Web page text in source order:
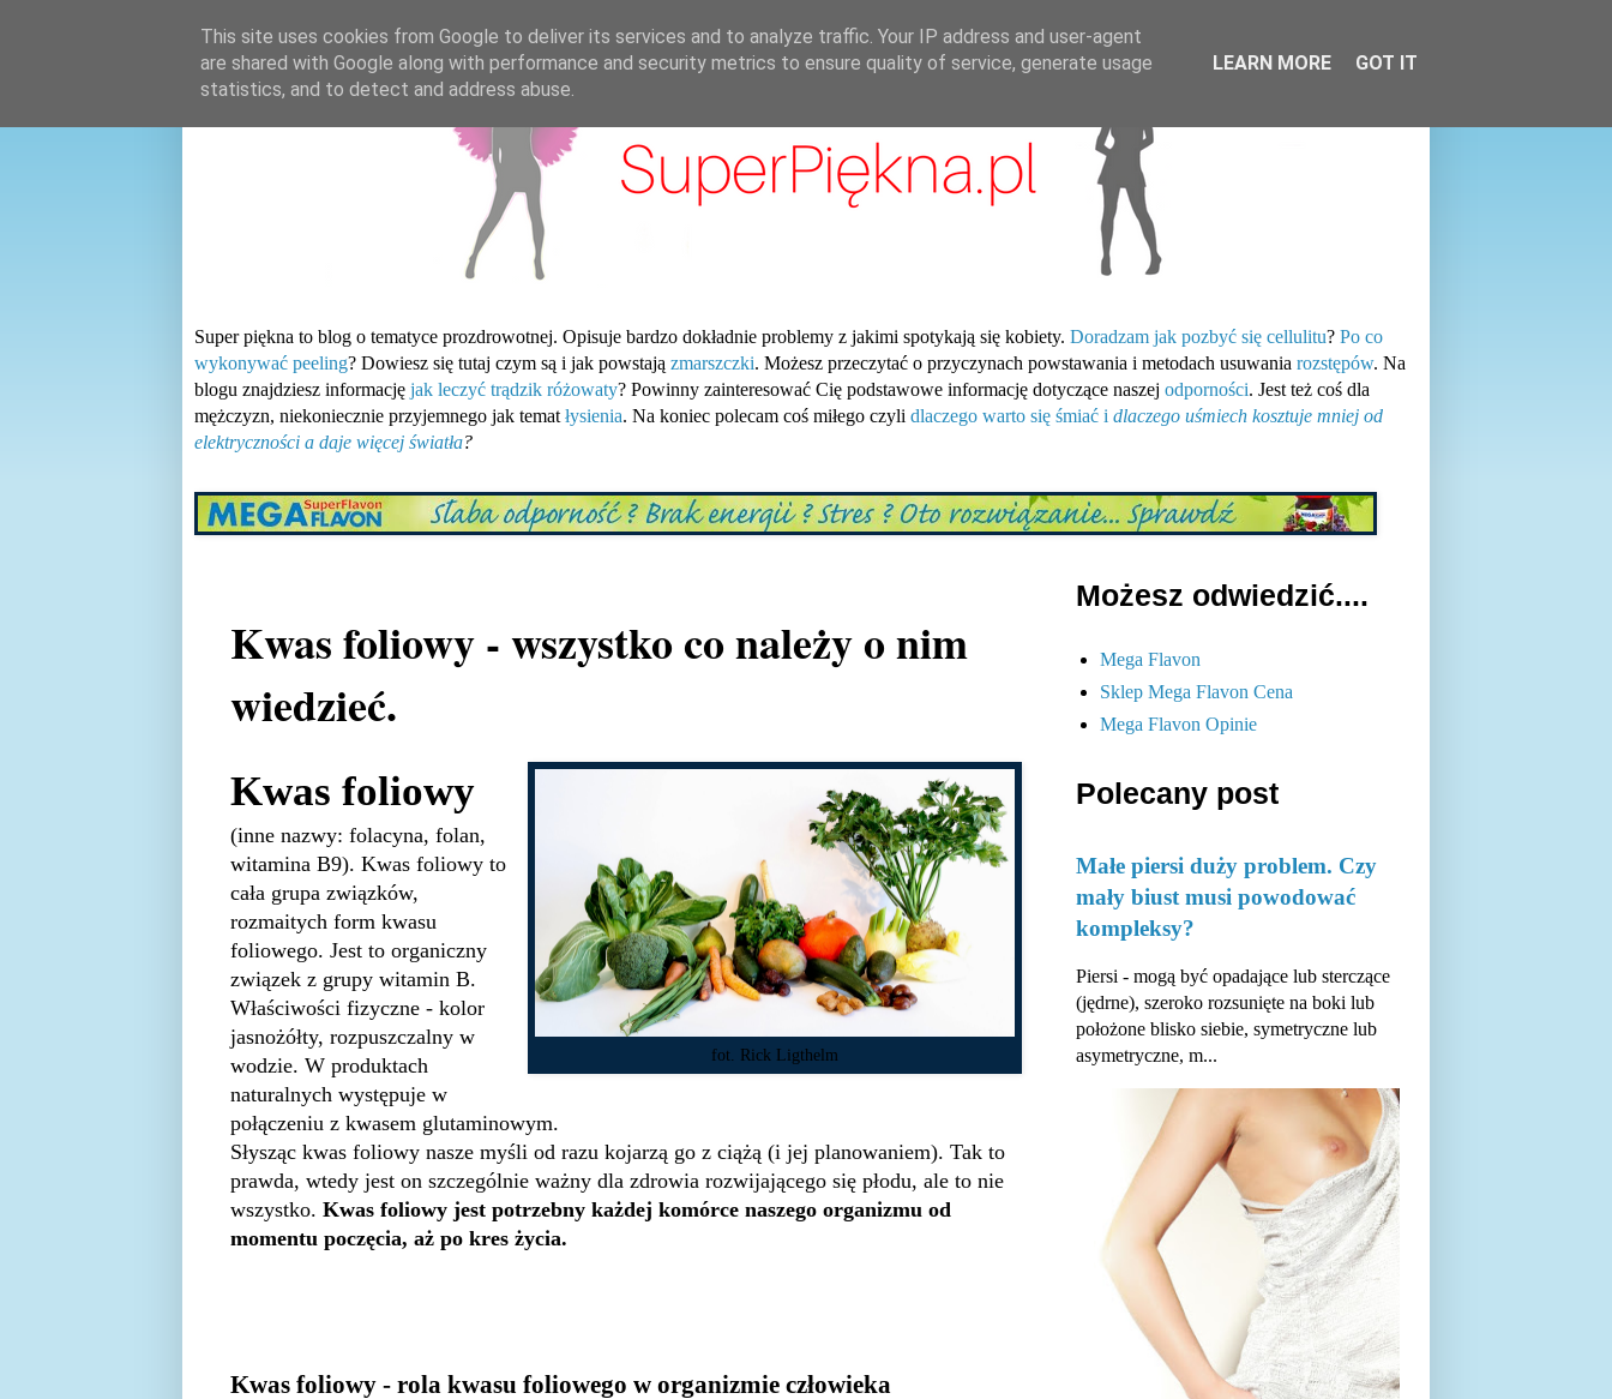
Super piękna to blog o tematyce prozdrowotnej. Opisuje bardzo dokładnie problemy z jakimi spotykają się kobiety. Doradzam jak pozbyć się cellulitu? Po co
wykonywać peeling? Dowiesz się tutaj czym są i jak powstają zmarszczki. Możesz przeczytać o przyczynach powstawania i metodach usuwania rozstępów. Na
blogu znajdziesz informację jak leczyć trądzik różowaty? Powinny zainteresować Cię podstawowe informację dotyczące naszej odporności. Jest też coś dla
mężczyzn, niekoniecznie przyjemnego jak temat łysienia. Na koniec polecam coś miłego czyli dlaczego warto się śmiać i dlaczego uśmiech kosztuje mniej od
elektryczności a daje więcej światła?
Kwas foliowy - wszystko co należy o nim
wiedzieć.
fot. Rick Ligthelm
Kwas foliowy
(inne nazwy: folacyna, folan,
witamina B9). Kwas foliowy to
cała grupa związków,
rozmaitych form kwasu
foliowego. Jest to organiczny
związek z grupy witamin B.
Właściwości fizyczne - kolor
jasnożółty, rozpuszczalny w
wodzie. W produktach
naturalnych występuje w
połączeniu z kwasem glutaminowym.
Słysząc kwas foliowy nasze myśli od razu kojarzą go z ciążą (i jej planowaniem). Tak to
prawda, wtedy jest on szczególnie ważny dla zdrowia rozwijającego się płodu, ale to nie
wszystko. Kwas foliowy jest potrzebny każdej komórce naszego organizmu od
momentu poczęcia, aż po kres życia.
Kwas foliowy - rola kwasu foliowego w organizmie człowieka
Możesz odwiedzić....
Mega Flavon
Sklep Mega Flavon Cena
Mega Flavon Opinie
Polecany post
Małe piersi duży problem. Czy
mały biust musi powodować
kompleksy?
Piersi - mogą być opadające lub sterczące
(jędrne), szeroko rozsunięte na boki lub
położone blisko siebie, symetryczne lub
asymetryczne, m...
This site uses cookies from Google to deliver its services and to analyze traffic. Your IP address and user-agent
are shared with Google along with performance and security metrics to ensure quality of service, generate usage
statistics, and to detect and address abuse.
LEARN MORE GOT IT